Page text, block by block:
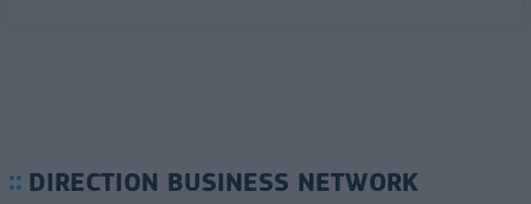
DIRECTION BUSINESS NETWORK